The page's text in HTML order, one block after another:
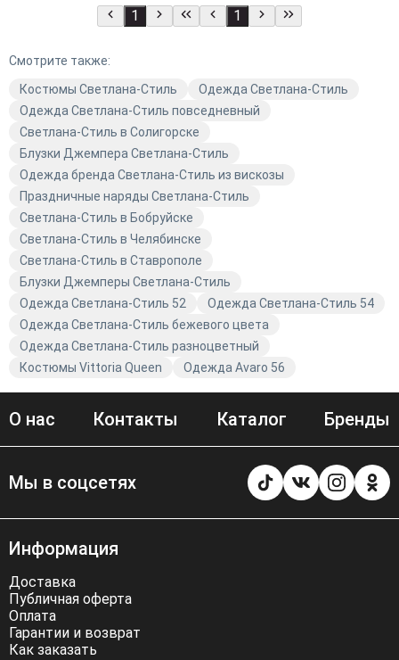
1 1
Смотрите также:
Костюмы Светлана-Стиль
Одежда Светлана-Стиль
Одежда Светлана-Стиль повседневный
Светлана-Стиль в Солигорске
Блузки Джемпера Светлана-Стиль
Одежда бренда Светлана-Стиль из вискозы
Праздничные наряды Светлана-Стиль
Светлана-Стиль в Бобруйске
Светлана-Стиль в Челябинске
Светлана-Стиль в Ставрополе
Блузки Джемперы Светлана-Стиль
Одежда Светлана-Стиль 52
Одежда Светлана-Стиль 54
Одежда Светлана-Стиль бежевого цвета
Одежда Светлана-Стиль разноцветный
Костюмы Vittoria Queen
Одежда Avaro 56
О нас Контакты Каталог Бренды
Мы в соцсетях
Информация
Доставка
Публичная оферта
Оплата
Гарантии и возврат
Как заказать